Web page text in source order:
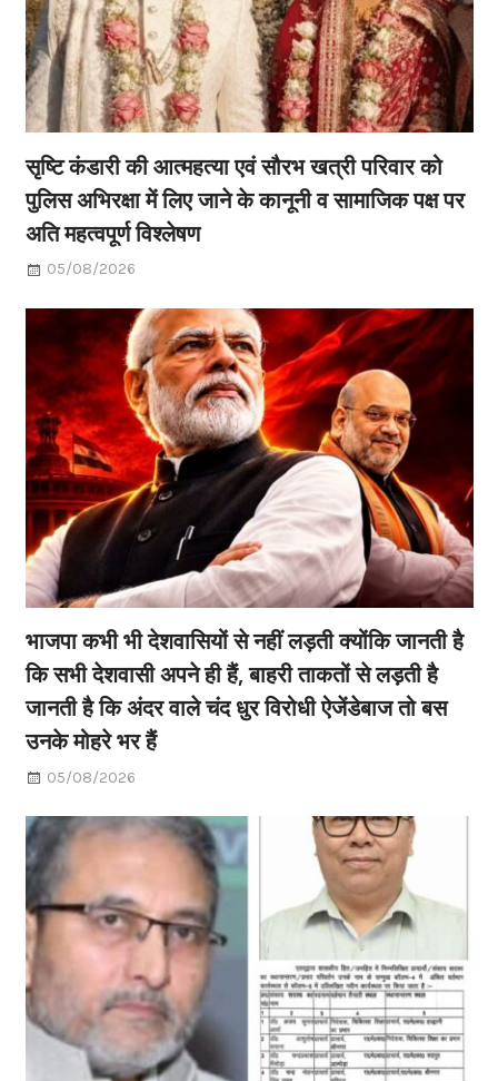
सृष्टि कंडारी की आत्महत्या एवं सौरभ खत्री परिवार को
पुलिस अभिरक्षा में लिए जाने के कानूनी व सामाजिक पक्ष पर
अति महत्वपूर्ण विश्लेषण
05/08/2026
भाजपा कभी भी देशवासियों से नहीं लड़ती क्योंकि जानती है
कि सभी देशवासी अपने ही हैं, बाहरी ताकतों से लड़ती है
जानती है कि अंदर वाले चंद धुर विरोधी ऐजेंडेबाज तो बस
उनके मोहरे भर हैं
05/08/2026